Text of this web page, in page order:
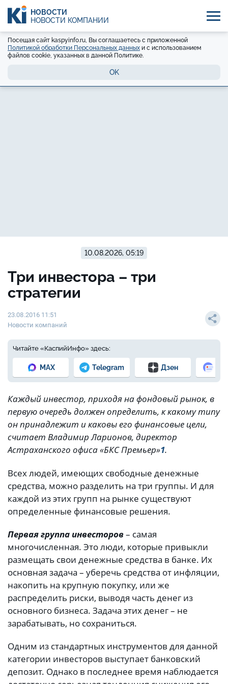
НОВОСТИ
НОВОСТИ КОМПАНИЙ
Посещая сайт kaspyinfo.ru, Вы соглашаетесь с приложенной
Политикой обработки Персональных данных и с использованием
файлов cookie, указанных в данной Политике.
OK
10.08.2026, 05:19
Три инвестора – три
стратегии
23.08.2016 11:51
Новости компаний
Читайте «КаспийИнфо» здесь:
MAX Telegram Дзен
Каждый инвестор, приходя на фондовый рынок, в
первую очередь должен определить, к какому типу
он принадлежит и каковы его финансовые цели,
считает Владимир Ларионов, директор
Астраханского офиса «БКС Премьер»1.
Всех людей, имеющих свободные денежные
средства, можно разделить на три группы. И для
каждой из этих групп на рынке существуют
определенные финансовые решения.
Первая группа инвесторов– самая
многочисленная. Это люди, которые привыкли
размещать свои денежные средства в банке. Их
основная задача – уберечь средства от инфляции,
накопить на крупную покупку, или же
распределить риски, выводя часть денег из
основного бизнеса. Задача этих денег – не
зарабатывать, но сохраниться.
Одним из стандартных инструментов для данной
категории инвесторов выступает банковский
депозит. Однако в последнее время наблюдается